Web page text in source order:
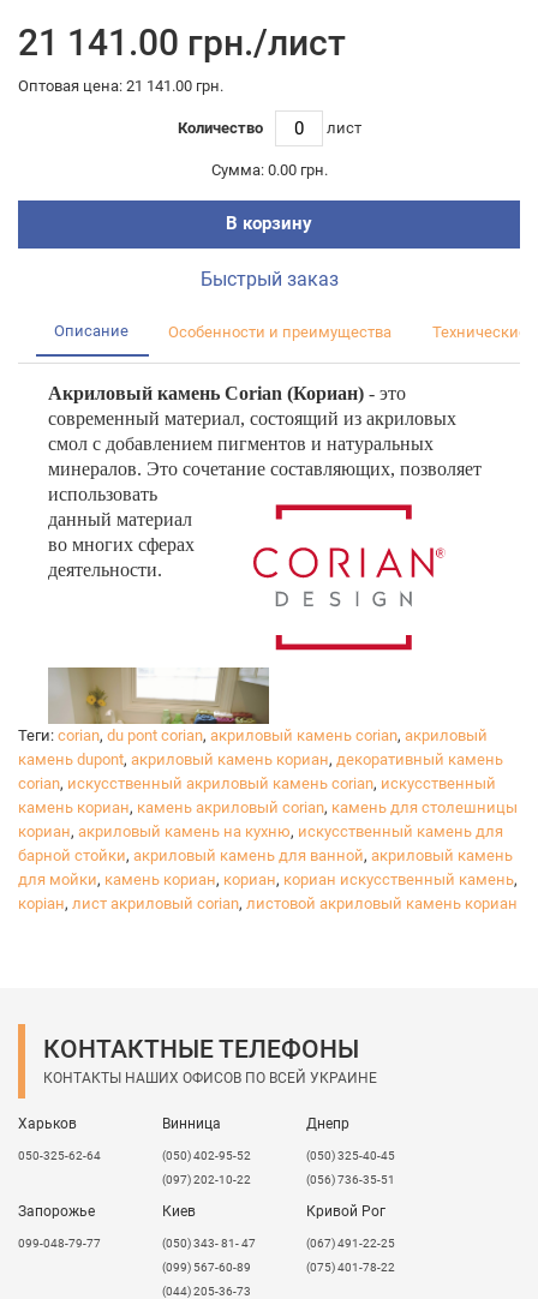
21 141.00 грн./лист
Оптовая цена: 21 141.00 грн.
Количество лист
Сумма: 0.00 грн.
В корзину
Быстрый заказ
Описание Особенности и преимущества Технические
Акриловый камень Corian (Кориан) - это
современный материал, состоящий из акриловых
смол с добавлением пигментов и натуральных
минералов. Это сочетание составляющих, позволяет
использовать
данный материал
во многих сферах
деятельности.
Искусственный (или акриловый) камень
качества натурального камня.
Благодаря инновационному подходу и широкой
цветовой палитре,DuPont Corian®воплотит в
жизнь все ваши желания в дизайне вашего дома.
Достигайте своей мечты, выбирая качественный
продукт, который будет радовать вас в любой
Теги: corian, du pont corian, акриловый камень corian, акриловый
камень dupont, акриловый камень кориан, декоративный камень
corian, искусственный акриловый камень corian, искусственный
камень кориан, камень акриловый corian, камень для столешницы
кориан, акриловый камень на кухню, искусственный камень для
барной стойки, акриловый камень для ванной, акриловый камень
для мойки, камень кориан, кориан, кориан искусственный камень,
коріан, лист акриловый corian, листовой акриловый камень кориан
КОНТАКТНЫЕ ТЕЛЕФОНЫ
КОНТАКТЫ НАШИХ ОФИСОВ ПО ВСЕЙ УКРАИНЕ
Харьков
050-325-62-64
Винница
(050) 402-95-52
(097) 202-10-22
Днепр
(050) 325-40-45
(056) 736-35-51
Запорожье
099-048-79-77
Киев
(050) 343- 81- 47
(099) 567-60-89
(044) 205-36-73
Кривой Рог
(067) 491-22-25
(075) 401-78-22